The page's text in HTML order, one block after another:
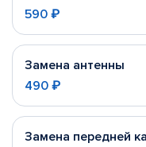
590 ₽
Замена антенны
490 ₽
Замена передней